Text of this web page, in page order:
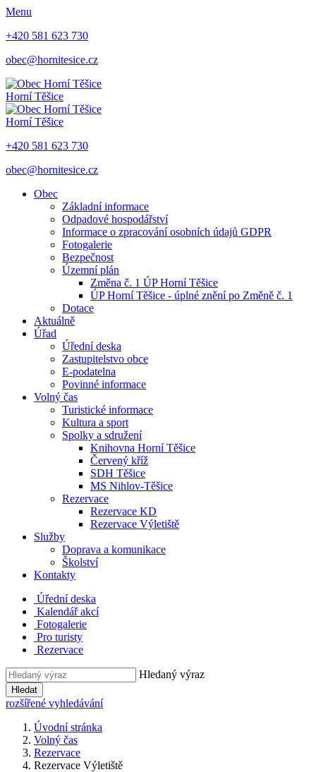
Menu
+420 581 623 730
obec@hornitesice.cz
Horní Těšice
Horní Těšice
+420 581 623 730
obec@hornitesice.cz
Obec
Základní informace
Odpadové hospodářství
Informace o zpracování osobních údajů GDPR
Fotogalerie
Bezpečnost
Územní plán
Změna č. 1 ÚP Horní Těšice
ÚP Horní Těšice - úplné znění po Změně č. 1
Dotace
Aktuálně
Úřad
Úřední deska
Zastupitelstvo obce
E-podatelna
Povinné informace
Volný čas
Turistické informace
Kultura a sport
Spolky a sdružení
Knihovna Horní Těšice
Červený kříž
SDH Těšice
MS Nihlov-Těšice
Rezervace
Rezervace KD
Rezervace Výletiště
Služby
Doprava a komunikace
Školství
Kontakty
Úřední deska
Kalendář akcí
Fotogalerie
Pro turisty
Rezervace
Hledaný výraz
Hledat
rozšířené vyhledávání
Úvodní stránka
Volný čas
Rezervace
Rezervace Výletiště